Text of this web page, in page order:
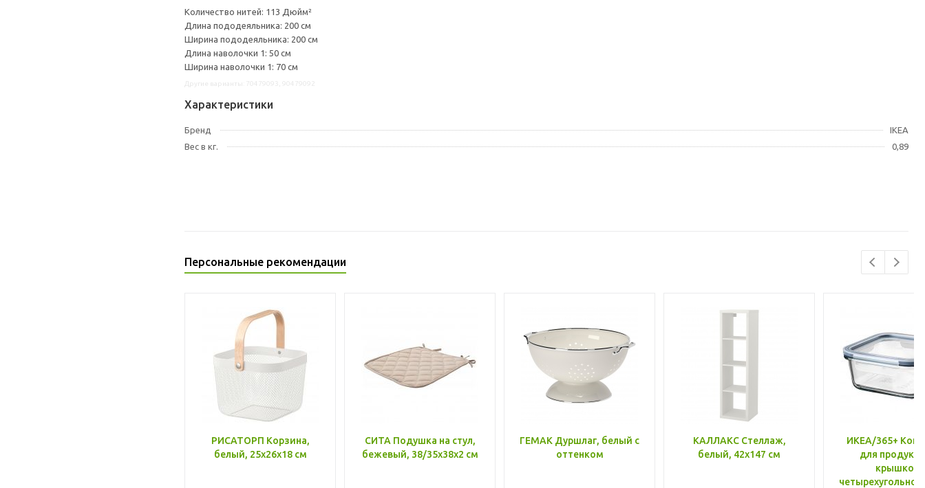
Количество нитей: 113 Дюйм²
Длина пододеяльника: 200 см
Ширина пододеяльника: 200 см
Длина наволочки 1: 50 см
Ширина наволочки 1: 70 см
Характеристики
Бренд
IKEA
Вес в кг.
0,89
Персональные рекомендации
РИСАТОРП Корзина,
белый, 25x26x18 см
СИТА Подушка на стул,
бежевый, 38/35x38x2 см
ГЕМАК Дуршлаг, белый с
оттенком
КАЛЛАКС Стеллаж,
белый, 42x147 см
ИКЕА/365+
для
крышкой,